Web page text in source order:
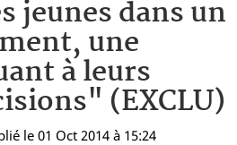
jeunes dans un
une
à leurs
(EXCLU)
le 01 Oct 2014 à 15:24